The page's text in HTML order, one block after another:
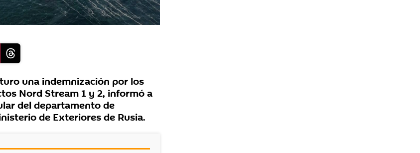
una indemnización por los
Nord Stream 1 y 2, informó a
del departamento de
de Exteriores de Rusia.